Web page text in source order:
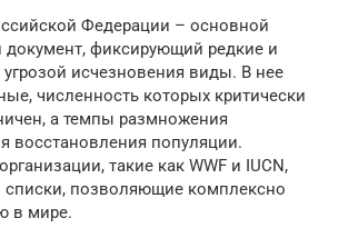
Федерации – основной
документ, фиксирующий редкие и
исчезновения виды. В нее
численность которых критически
а темпы размножения
восстановления популяции.
такие как WWF и IUCN,
списки, позволяющие комплексно
в мире.